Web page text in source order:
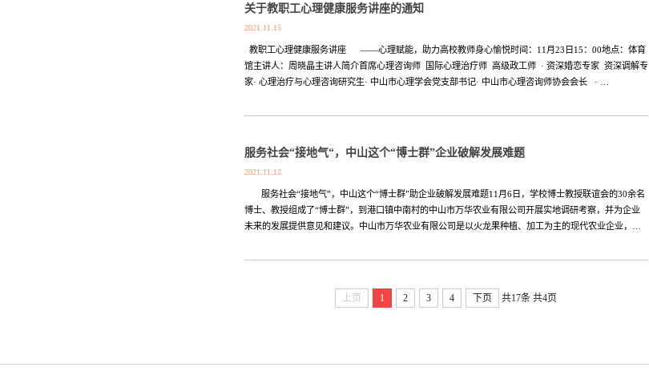
关于教职工心理健康服务讲座的通知
2021.11.15
教职工心理健康服务讲座 ​——心理赋能，助力高校教师身心愉悦时间：11月23日15：00地点：体育
馆主讲人：周晓晶主讲人简介首席心理咨询师 国际心理治疗师 高级政工师 · 资深婚恋专家 资深调解专
家· 心理治疗与心理咨询研究生· 中山市心理学会党支部书记· 中山市心理咨询师协会会长 · …
服务社会“接地气“，中山这个“博士群”企业破解发展难题
2021.11.12
服务社会“接地气”，中山这个“博士群”助企业破解发展难题11月6日，学校博士教授联谊会的30余名
博士、教授组成了“博士群”，到港口镇中南村的中山市万华农业有限公司开展实地调研考察，并为企业
未来的发展提供意见和建议。中山市万华农业有限公司是以火龙果种植、加工为主的现代农业企业，…
上页 1 2 3 4 下页 共17条 共4页